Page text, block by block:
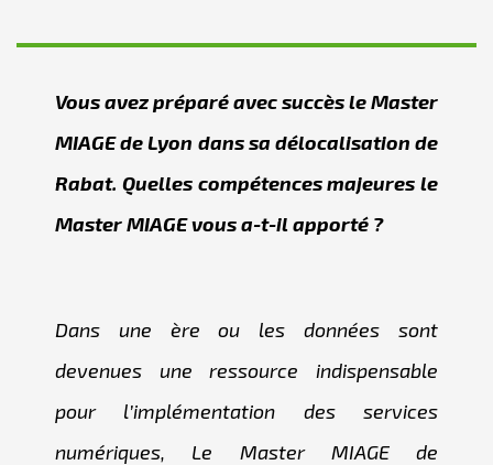
Vous avez préparé avec succès le Master
MIAGE de Lyon dans sa délocalisation de
Rabat. Quelles compétences majeures le
Master MIAGE vous a-t-il apporté ?
Dans une ère ou les données sont
devenues une ressource indispensable
pour l’implémentation des services
numériques, Le Master MIAGE de